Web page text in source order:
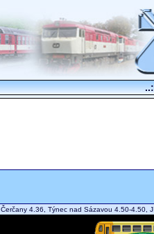
Čerčany 4.36, Týnec nad Sázavou 4.50-